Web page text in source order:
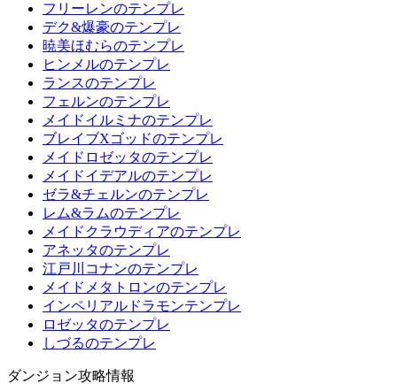
フリーレンのテンプレ
デク&爆豪のテンプレ
暁美ほむらのテンプレ
ヒンメルのテンプレ
ランスのテンプレ
フェルンのテンプレ
メイドイルミナのテンプレ
ブレイブXゴッドのテンプレ
メイドロゼッタのテンプレ
メイドイデアルのテンプレ
ゼラ&チェルンのテンプレ
レム&ラムのテンプレ
メイドクラウディアのテンプレ
アネッタのテンプレ
江戸川コナンのテンプレ
メイドメタトロンのテンプレ
インペリアルドラモンテンプレ
ロゼッタのテンプレ
しづるのテンプレ
ダンジョン攻略情報